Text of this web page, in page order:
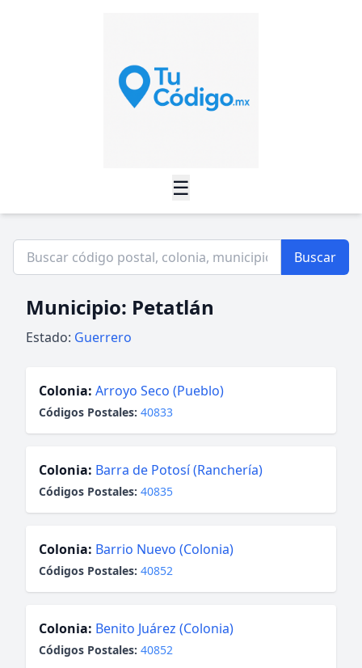
☰
Buscar
Municipio: Petatlán
Estado: Guerrero
Colonia: Arroyo Seco (Pueblo)
Códigos Postales: 40833
Colonia: Barra de Potosí (Ranchería)
Códigos Postales: 40835
Colonia: Barrio Nuevo (Colonia)
Códigos Postales: 40852
Colonia: Benito Juárez (Colonia)
Códigos Postales: 40852